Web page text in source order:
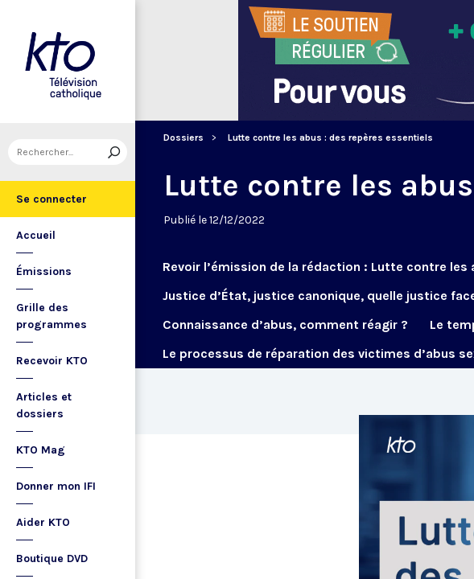
Se connecter
Accueil
Émissions
Grille des
programmes
Recevoir KTO
Articles et
dossiers
KTO Mag
Donner mon IFI
Aider KTO
Boutique DVD
Dossiers Lutte contre les abus : des repères essentiels
Lutte contre les
Publié le 12/12/2022
Revoir l’émission de la rédaction : Lutte contre
Justice d’État, justice canonique, quelle justice
Connaissance d’abus, comment réagir ?
Le
Le processus de réparation des victimes d’abus